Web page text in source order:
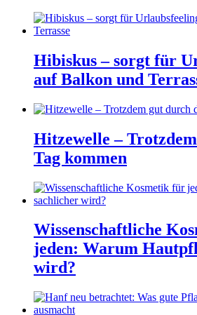
Hibiskus – sorgt für
auf Balkon und
Hitzewelle –
Tag kommen
Wissenschaftliche
jeden: Warum
wird?